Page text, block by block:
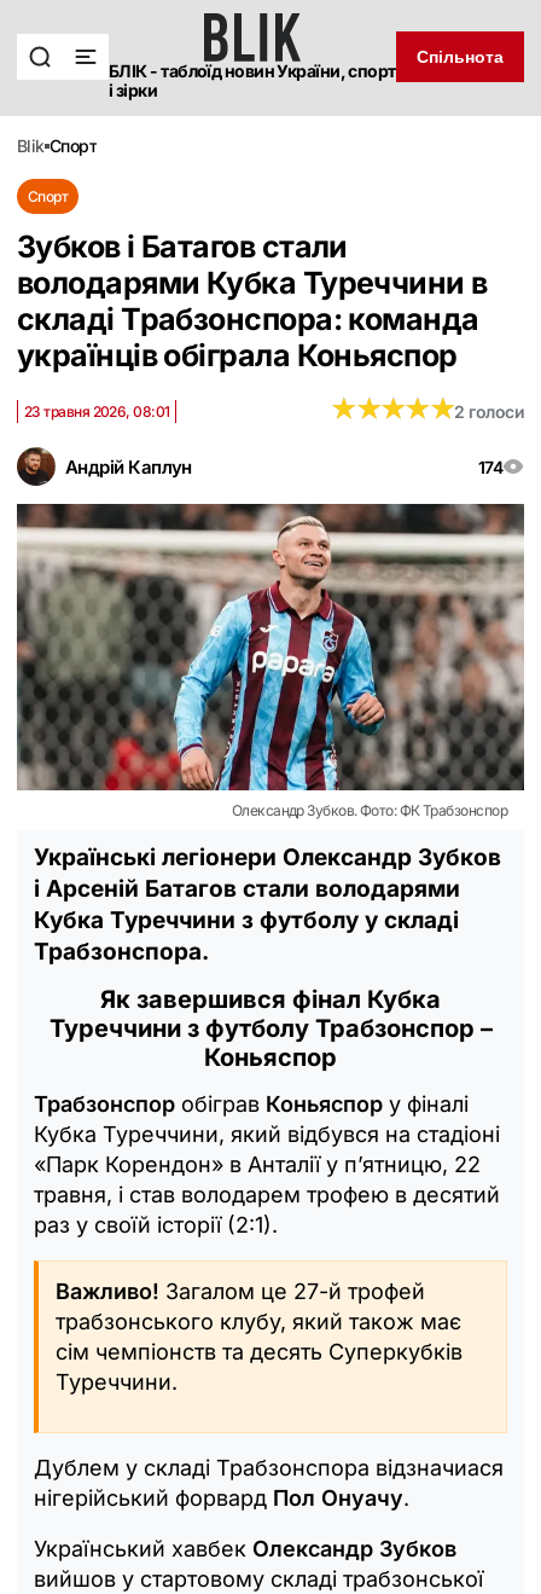
БЛІК - таблоїд новин України, спорт
і зірки
Спільнота
blik спорт
Спорт
Зубков і Батагов стали
володарями Кубка Туреччини в
складі Трабзонспора: команда
українців обіграла Коньяспор
Андрій Каплун 174
23 травня 2026, 08:01 ★★★★★
★★★★★2 голоси
Олександр Зубков. Фото: ФК Трабзонспор
Українські легіонери Олександр Зубков
і Арсеній Батагов стали володарями
Кубка Туреччини з футболу у складі
Трабзонспора.
Як завершився фінал Кубка
Туреччини з футболу Трабзонспор –
Коньяспор
Трабзонспор обіграв Коньяспор у фіналі
Кубка Туреччини, який відбувся на стадіоні
«Парк Корендон» в Анталії у п’ятницю, 22
травня, і став володарем трофею в десятий
раз у своїй історії (2:1).
Важливо! Загалом це 27-й трофей
трабзонського клубу, який також має
сім чемпіонств та десять Суперкубків
Туреччини.
Дублем у складі Трабзонспора відзначиася
нігерійський форвард Пол Онуачу.
Український хавбек Олександр Зубков
вийшов у стартовому складі трабзонської